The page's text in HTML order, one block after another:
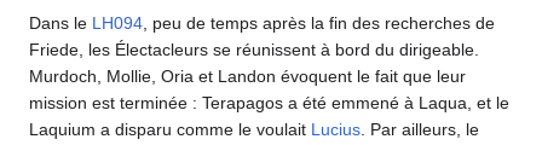
Dans le LH094, peu de temps après la fin des recherches de
Friede, les Électacleurs se réunissent à bord du dirigeable.
Murdoch, Mollie, Oria et Landon évoquent le fait que leur
mission est terminée : Terapagos a été emmené à Laqua, et le
Laquium a disparu comme le voulait Lucius. Par ailleurs, le